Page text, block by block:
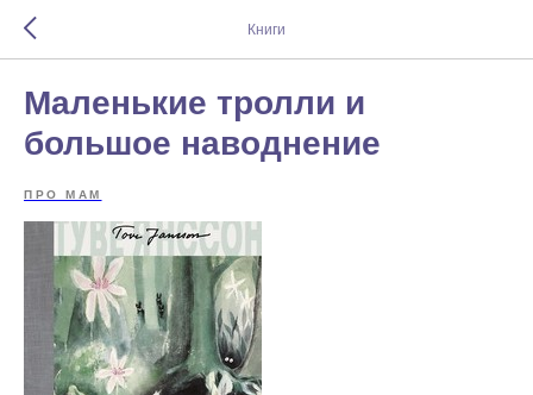
Книги
Маленькие тролли и
большое наводнение
ПРО МАМ